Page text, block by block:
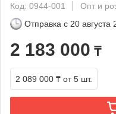
Код: 0944-001
Опт и
Отправка с 20 августа
2 183 000 ₸
2 089 000 ₸ от 5 шт.